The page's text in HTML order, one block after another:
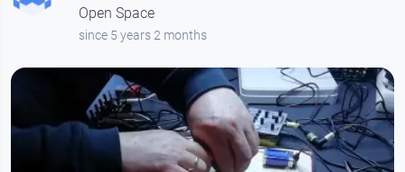
Open Space
since 5 years 2 months